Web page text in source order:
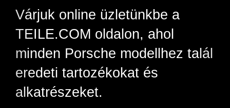
a
talál
Eredeti Porsche
új és használt